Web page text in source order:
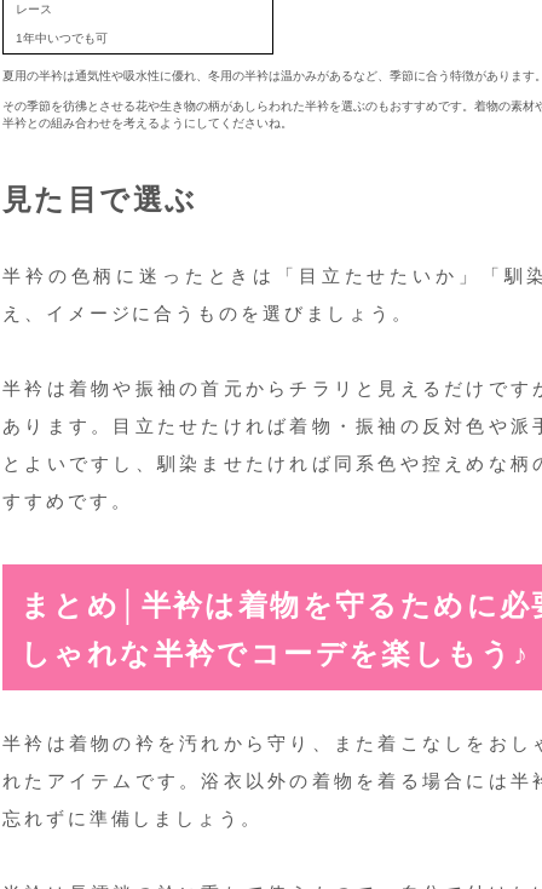
レース
1年中いつでも可
夏用の半衿は通気性や吸水性に優れ、冬用の半衿は温かみがあるなど、季節に合う特徴があります
その季節を彷彿とさせる花や生き物の柄があしらわれた半衿を選ぶのもおすすめです。着物の素材
半衿との組み合わせを考えるようにしてくださいね。
見た目で選ぶ
半衿の色柄に迷ったときは「目立たせたいか」「馴
え、イメージに合うものを選びましょう。
半衿は着物や振袖の首元からチラリと見えるだけです
あります。目立たせたければ着物・振袖の反対色や派
とよいですし、馴染ませたければ同系色や控えめな柄
すすめです。
まとめ│半衿は着物を守るために
しゃれな半衿でコーデを楽しもう♪
半衿は着物の衿を汚れから守り、また着こなしをおし
れたアイテムです。浴衣以外の着物を着る場合には半
忘れずに準備しましょう。